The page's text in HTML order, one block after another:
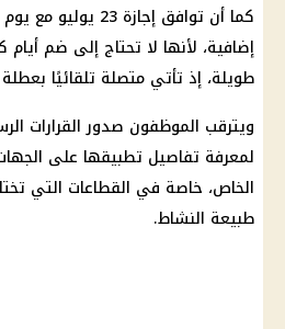
كما أن توافق إجازة 23 يوليو
مع
إضافية، لأنها لا تحتاج إلى ضم
طويلة، إذ تأتي متصلة تلقائيًا
ويترقب الموظفون صدور القرارات
لمعرفة تفاصيل تطبيقها على
الخاص، خاصة في القطاعات التي
طبيعة النشاط.